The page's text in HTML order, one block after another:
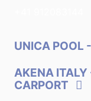
UNICA POOL
AKENA ITALY
CARPORT